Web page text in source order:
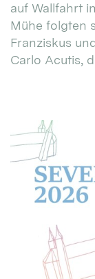
auf Wallfahrt
Mühe folgten
Franziskus
Carlo Acutis,